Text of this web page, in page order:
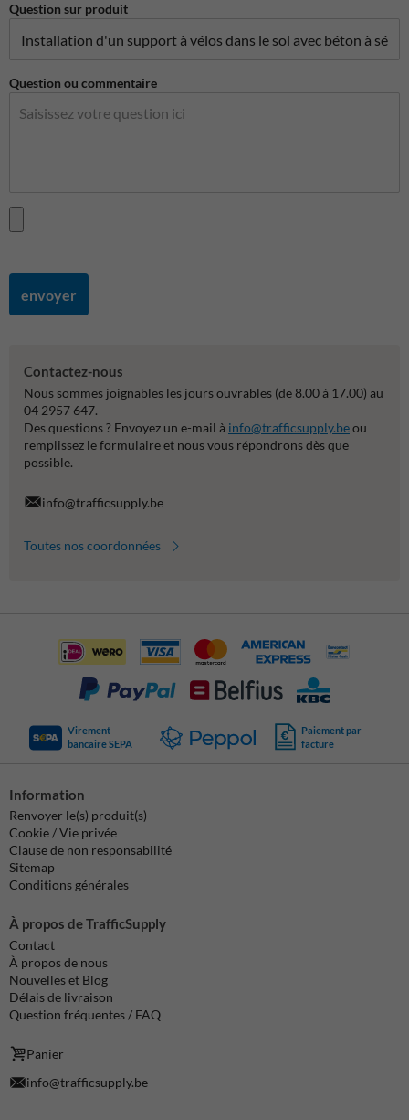
Question sur produit
Question ou commentaire
envoyer
Contactez-nous
Nous sommes joignables les jours ouvrables (de 8.00 à 17.00) au
04 2957 647.
Des questions ? Envoyez un e-mail à info@trafficsupply.beou
remplissez le formulaire et nous vous répondrons dès que
possible.
info@trafficsupply.be
Toutes nos coordonnées
Virement
bancaire SEPA
Paiement par
facture
Information
Renvoyer le(s) produit(s)
Cookie / Vie privée
Clause de non responsabilité
Sitemap
Conditions générales
À propos de TrafficSupply
Contact
À propos de nous
Nouvelles et Blog
Délais de livraison
Question fréquentes / FAQ
Panier
info@trafficsupply.be